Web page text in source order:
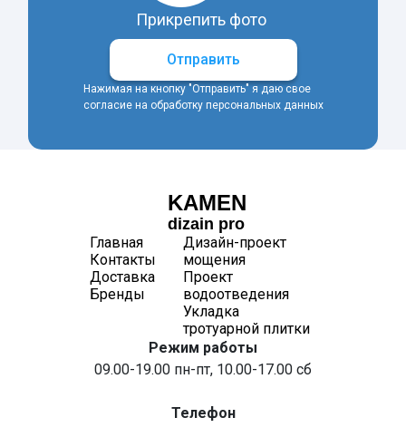
Прикрепить фото
Отправить
Нажимая на кнопку "Отправить" я даю свое
согласие на обработку персональных данных
KAMEN
dizain pro
Главная
Контакты
Доставка
Бренды
Дизайн-проект
мощения
Проект
водоотведения
Укладка
тротуарной плитки
Режим работы
09.00-19.00 пн-пт, 10.00-17.00 сб
Телефон